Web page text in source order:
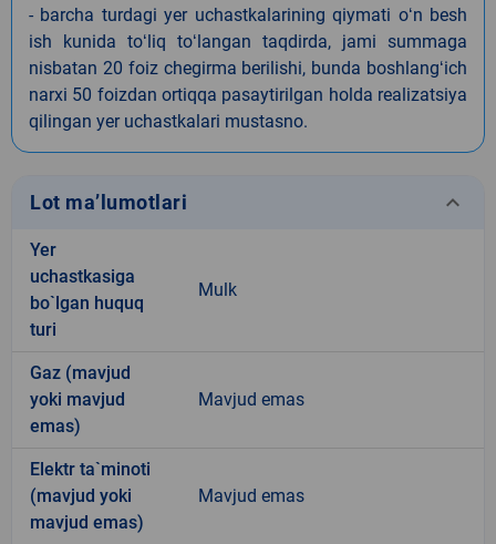
- barcha turdagi yer uchastkalarining qiymati oʻn besh
ish kunida toʻliq toʻlangan taqdirda, jami summaga
nisbatan 20 foiz chegirma berilishi, bunda boshlangʻich
narxi 50 foizdan ortiqqa pasaytirilgan holda realizatsiya
qilingan yer uchastkalari mustasno.
Lot ma’lumotlari keyboard_arrow_down
Yer
uchastkasiga
bo`lgan huquq
turi
Mulk
Gaz (mavjud
yoki mavjud
emas)
Mavjud emas
Elektr ta`minoti
(mavjud yoki
mavjud emas)
Mavjud emas